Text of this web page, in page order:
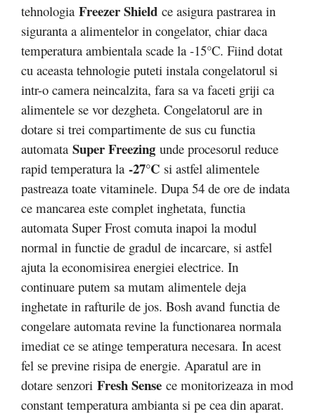
tehnologia Freezer Shield ce asigura pastrarea in
siguranta a alimentelor in congelator, chiar daca
temperatura ambientala scade la -15°C. Fiind dotat
cu aceasta tehnologie puteti instala congelatorul si
intr-o camera neincalzita, fara sa va faceti griji ca
alimentele se vor dezgheta. Congelatorul are in
dotare si trei compartimente de sus cu functia
automata Super Freezing unde procesorul reduce
rapid temperatura la -27°C si astfel alimentele
pastreaza toate vitaminele. Dupa 54 de ore de indata
ce mancarea este complet inghetata, functia
automata Super Frost comuta inapoi la modul
normal in functie de gradul de incarcare, si astfel
ajuta la economisirea energiei electrice. In
continuare putem sa mutam alimentele deja
inghetate in rafturile de jos. Bosh avand functia de
congelare automata revine la functionarea normala
imediat ce se atinge temperatura necesara. In acest
fel se previne risipa de energie. Aparatul are in
dotare senzori Fresh Sense ce monitorizeaza in mod
constant temperatura ambianta si pe cea din aparat.